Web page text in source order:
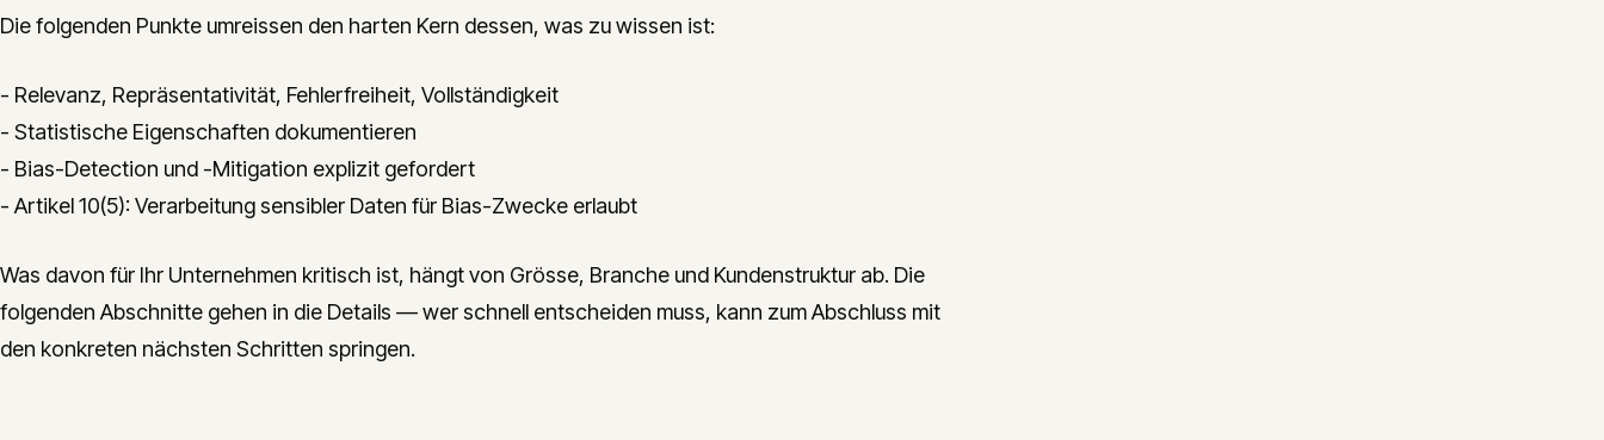
Die folgenden Punkte umreissen den harten Kern dessen, was zu wissen ist:
- Relevanz, Repräsentativität, Fehlerfreiheit, Vollständigkeit
- Statistische Eigenschaften dokumentieren
- Bias-Detection und -Mitigation explizit gefordert
- Artikel 10(5): Verarbeitung sensibler Daten für Bias-Zwecke erlaubt
Was davon für Ihr Unternehmen kritisch ist, hängt von Grösse, Branche und Kundenstruktur ab. Die
folgenden Abschnitte gehen in die Details — wer schnell entscheiden muss, kann zum Abschluss mit
den konkreten nächsten Schritten springen.